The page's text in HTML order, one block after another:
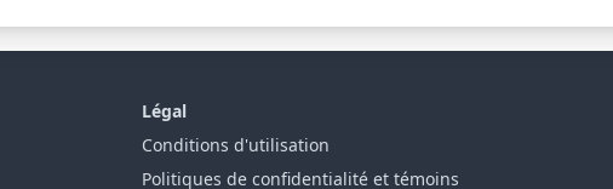
Légal
Conditions d'utilisation
Politiques de confidentialité et témoins